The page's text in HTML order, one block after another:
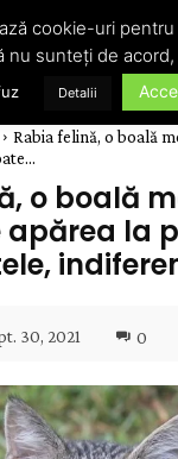
Rabia felină, o boală
o boală
la
30, 2021 0
cookie-uri pentru
nu sunteți de
Detalii